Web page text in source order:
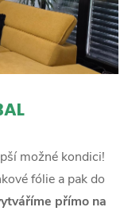
možné kondici!
fólie a pak do
přímo na